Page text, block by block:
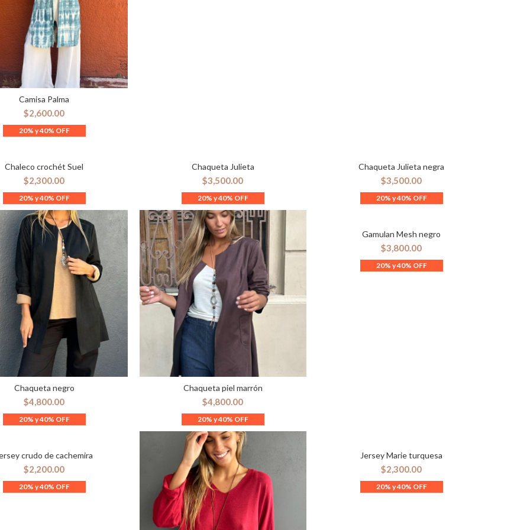
OPCIONES
Camisa Palma
$2,600.00
OPCIONES
Chaleco crochét Suel
$2,300.00
SELECCIONAR OPCIONES
Chaqueta Julieta
$3,500.00
SELECCIONAR OPCIONES
Chaqueta Julieta negra
$3,500.00
OPCIONES
Chaqueta negro
$4,800.00
SELECCIONAR OPCIONES
Chaqueta piel marrón
$4,800.00
SELECCIONAR OPCIONES
Gamulan Mesh negro
$3,800.00
OPCIONES
crudo de cachemira
$2,200.00
AÑADIR AL CARRITO
Jersey Marie turquesa
$2,300.00